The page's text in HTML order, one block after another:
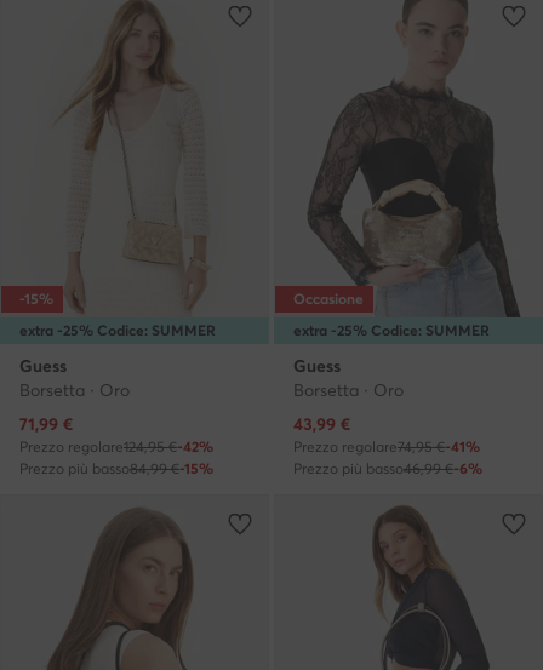
extra -25% Codice: SUMMER
-15%
Guess
Borsetta · Oro
Prezzo attuale
71,99 €
Prezzo regolare124,95 €-42%
Prezzo più basso84,99 €-15%
extra -25% Codice: SUMMER
Occasione
Guess
Borsetta · Oro
Prezzo attuale
43,99 €
Prezzo regolare74,95 €-41%
Prezzo più basso46,99 €-6%